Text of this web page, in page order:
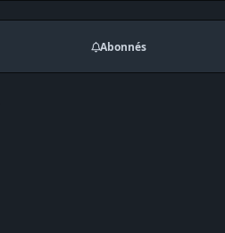
Abonnés